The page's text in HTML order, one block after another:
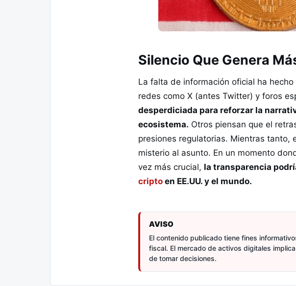
Silencio Que Genera
La falta de información oficial ha
redes como X (antes Twitter) y foros
desperdiciada para reforzar la
ecosistema. Otros piensan que el
presiones regulatorias. Mientras tanto,
misterio al asunto. En un momento
vez más crucial, la transparencia
cripto en EE.UU. y el mundo.
AVISO
El contenido publicado tiene fines
fiscal. El mercado de activos digitales
de tomar decisiones.